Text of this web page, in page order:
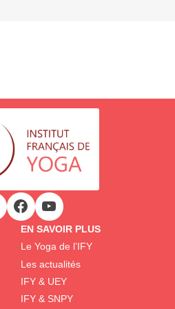
EN SAVOIR PLUS
Le Yoga de l’IFY
Les actualités
IFY & UEY
IFY & SNPY